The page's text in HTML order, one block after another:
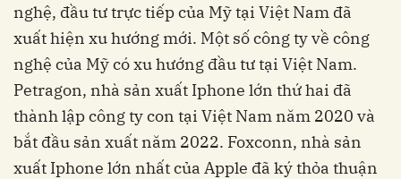
nghệ, đầu tư trực tiếp của Mỹ tại Việt Nam đã
xuất hiện xu hướng mới. Một số công ty về công
nghệ của Mỹ có xu hướng đầu tư tại Việt Nam.
Petragon, nhà sản xuất Iphone lớn thứ hai đã
thành lập công ty con tại Việt Nam năm 2020 và
bắt đầu sản xuất năm 2022. Foxconn, nhà sản
xuất Iphone lớn nhất của Apple đã ký thỏa thuận